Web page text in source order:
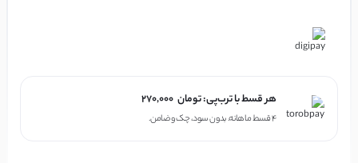
هر قسط با ترب‌پی: 270,000 تومان
۴ قسط ماهانه. بدون سود، چک و ضامن.